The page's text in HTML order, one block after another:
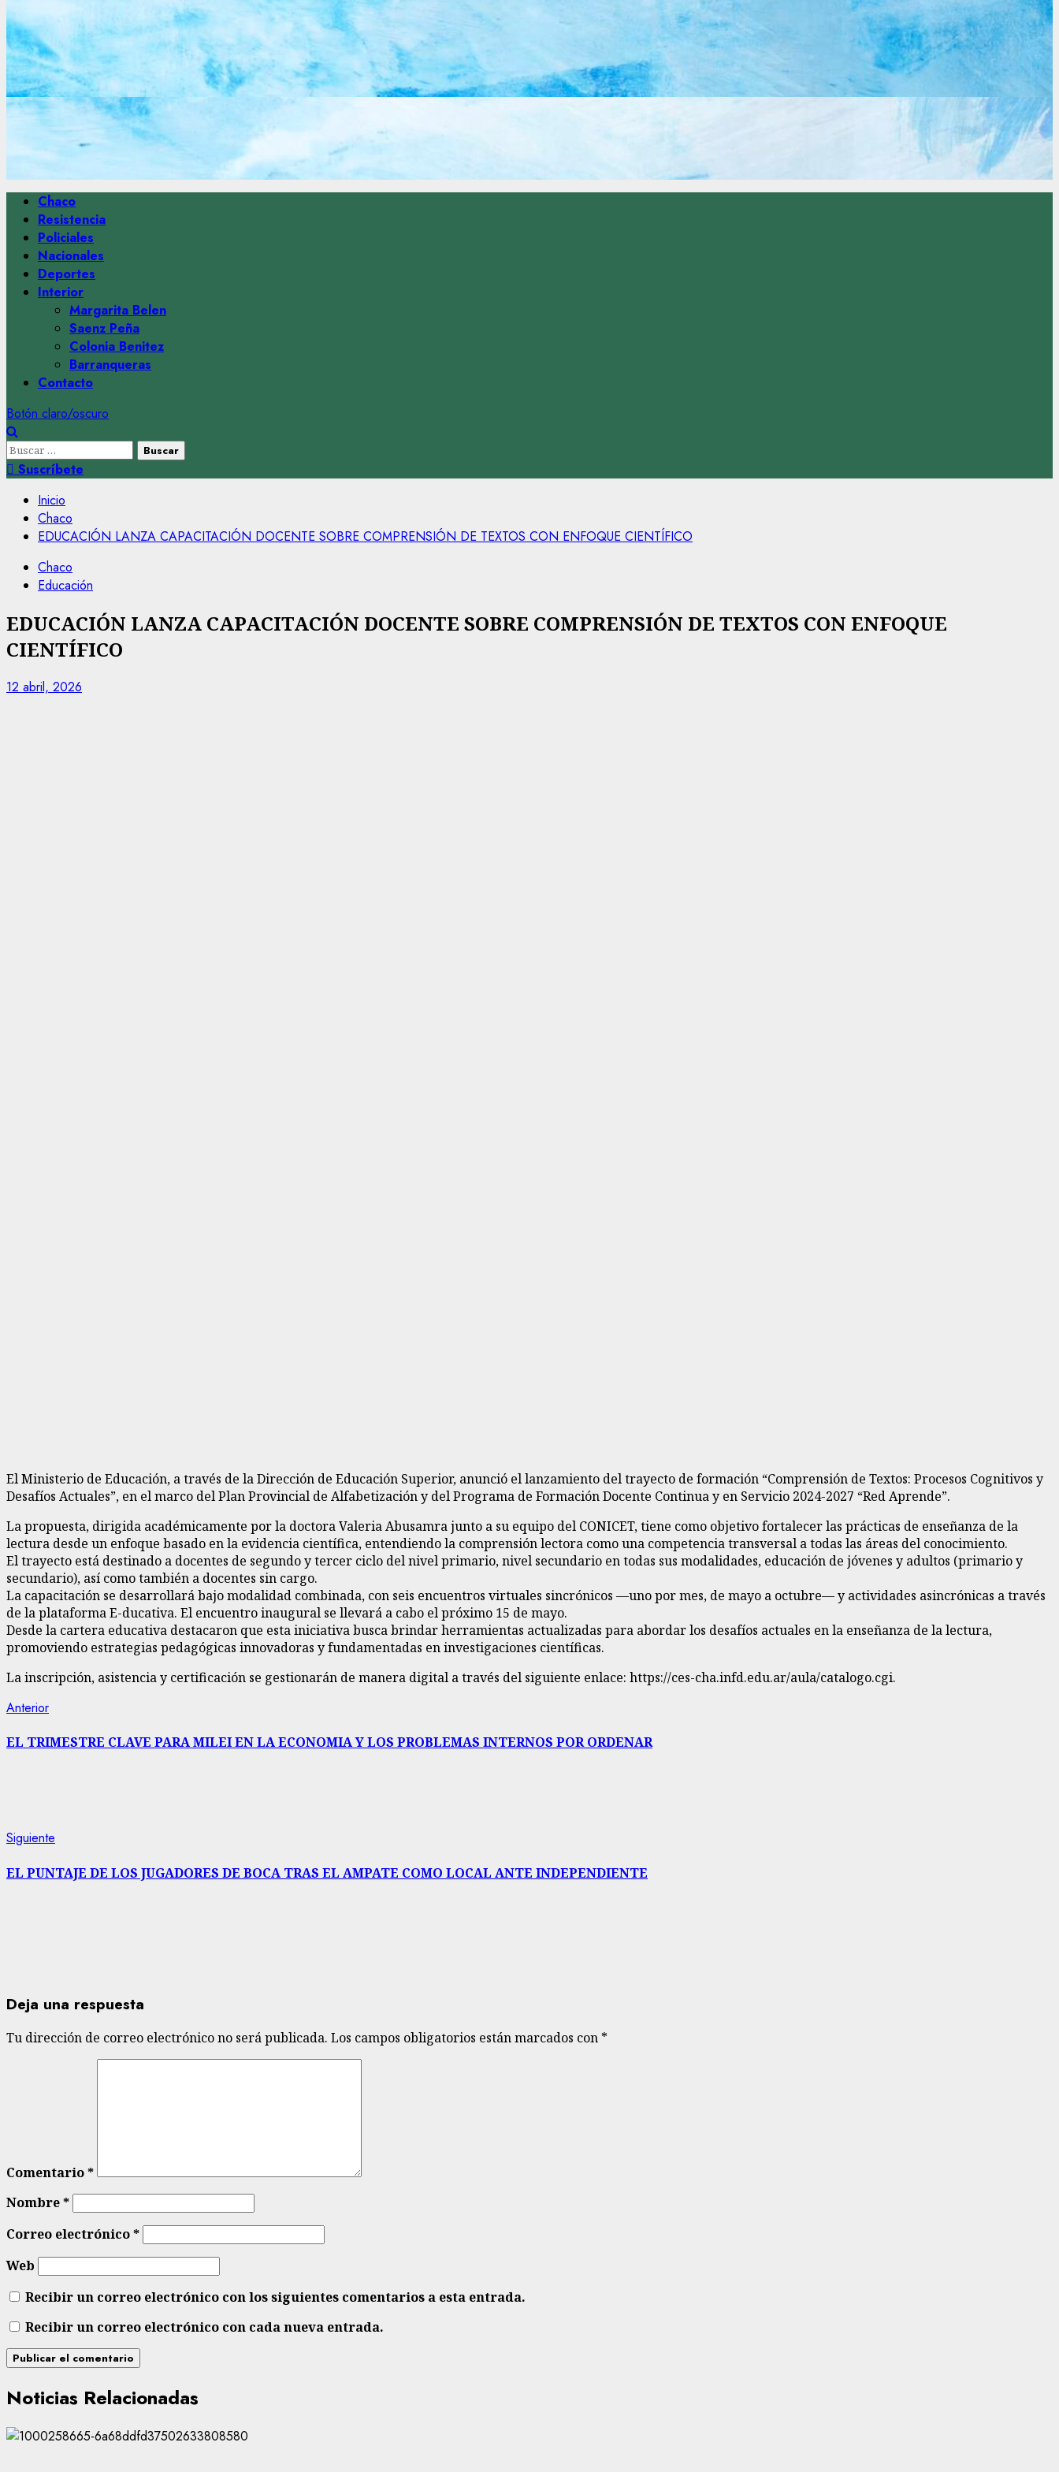
Menú
principal
Chaco
Resistencia
Policiales
Nacionales
Deportes
Interior
Margarita Belen
Saenz Peña
Colonia Benitez
Barranqueras
Contacto
Botón claro/oscuro
Buscar:
Suscríbete
Inicio
Chaco
EDUCACIÓN LANZA CAPACITACIÓN DOCENTE SOBRE COMPRENSIÓN DE TEXTOS CON ENFOQUE CIENTÍFICO
Chaco
Educación
EDUCACIÓN LANZA CAPACITACIÓN DOCENTE SOBRE COMPRENSIÓN DE TEXTOS CON ENFOQUE
CIENTÍFICO
12 abril, 2026
El Ministerio de Educación, a través de la Dirección de Educación Superior, anunció el lanzamiento del trayecto de formación “Comprensión de Textos: Procesos Cognitivos y
Desafíos Actuales”, en el marco del Plan Provincial de Alfabetización y del Programa de Formación Docente Continua y en Servicio 2024-2027 “Red Aprende”.
La propuesta, dirigida académicamente por la doctora Valeria Abusamra junto a su equipo del CONICET, tiene como objetivo fortalecer las prácticas de enseñanza de la
lectura desde un enfoque basado en la evidencia científica, entendiendo la comprensión lectora como una competencia transversal a todas las áreas del conocimiento.
El trayecto está destinado a docentes de segundo y tercer ciclo del nivel primario, nivel secundario en todas sus modalidades, educación de jóvenes y adultos (primario y
secundario), así como también a docentes sin cargo.
La capacitación se desarrollará bajo modalidad combinada, con seis encuentros virtuales sincrónicos —uno por mes, de mayo a octubre— y actividades asincrónicas a través
de la plataforma E-ducativa. El encuentro inaugural se llevará a cabo el próximo 15 de mayo.
Desde la cartera educativa destacaron que esta iniciativa busca brindar herramientas actualizadas para abordar los desafíos actuales en la enseñanza de la lectura,
promoviendo estrategias pedagógicas innovadoras y fundamentadas en investigaciones científicas.
La inscripción, asistencia y certificación se gestionarán de manera digital a través del siguiente enlace: https://ces-cha.infd.edu.ar/aula/catalogo.cgi.
Navegación
de
AnteriorEntrada
EL TRIMESTRE CLAVE PARA MILEI EN LA ECONOMIA Y LOS PROBLEMAS INTERNOS POR ORDENAR
Siguiente
EL PUNTAJE DE LOS JUGADORES DE BOCA TRAS EL AMPATE COMO LOCAL ANTE INDEPENDIENTE
Deja una respuesta
Tu dirección de correo electrónico no será publicada. Los campos obligatorios están marcados con *
Comentario*
Nombre*
Correo electrónico*
Web
Recibir un correo electrónico con los siguientes comentarios a esta entrada.
Recibir un correo electrónico con cada nueva entrada.
Noticias Relacionadas